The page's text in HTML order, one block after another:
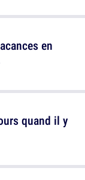
en
quand il y